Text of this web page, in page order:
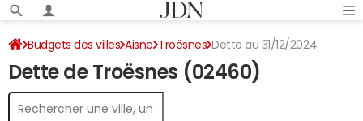
Budgets des villes Aisne Troësnes Dette au 31/12/2024
Dette de Troësnes (02460)